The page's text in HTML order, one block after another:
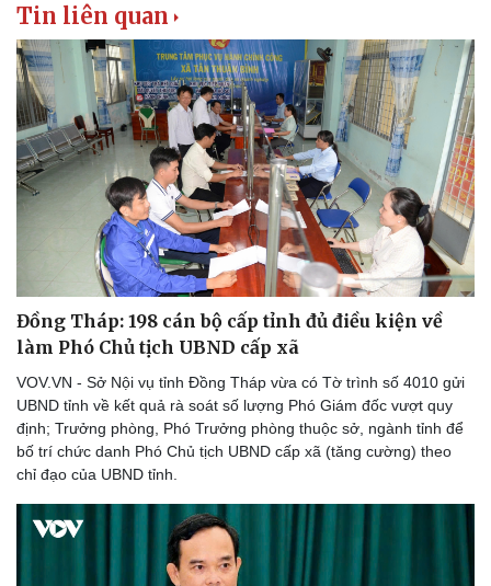
Pháp luật
Vụ án
Tin nóng
Tư vấn luật
Quân sự - Quốc phòng
Vũ khí
Việt Nam
Phân tích
Tin liên quan
Đồng Tháp: 198 cán bộ cấp tỉnh đủ điều kiện về
làm Phó Chủ tịch UBND cấp xã
VOV.VN - Sở Nội vụ tỉnh Đồng Tháp vừa có Tờ trình số 4010 gửi
UBND tỉnh về kết quả rà soát số lượng Phó Giám đốc vượt quy
định; Trưởng phòng, Phó Trưởng phòng thuộc sở, ngành tỉnh để
bố trí chức danh Phó Chủ tịch UBND cấp xã (tăng cường) theo
chỉ đạo của UBND tỉnh.